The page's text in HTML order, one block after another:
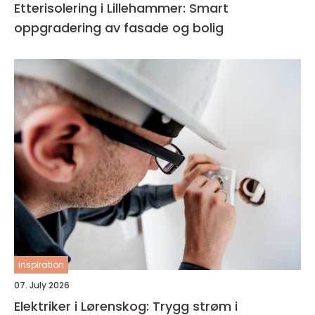
Etterisolering i Lillehammer: Smart
oppgradering av fasade og bolig
inspiration
07. July 2026
Elektriker i Lørenskog: Trygg strøm i